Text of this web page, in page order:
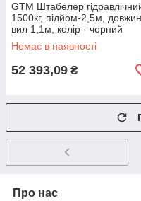
GTM Штабелер
1500кг, підйом-2,5м,
вил 1,1м, колір - чорний
Немає в наявності
52 393,09 ₴
Про нас